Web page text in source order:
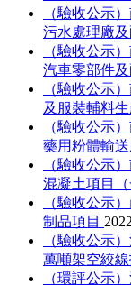
（驗收公示
污水處理廠
（驗收公示
汽車零部件
（驗收公示
及服裝輔料
（驗收公示
藥用粉體輸
（驗收公示
混凝土項目（
（驗收公示
制品項目
（驗收公示
萬噸架空絞線
（環評公示